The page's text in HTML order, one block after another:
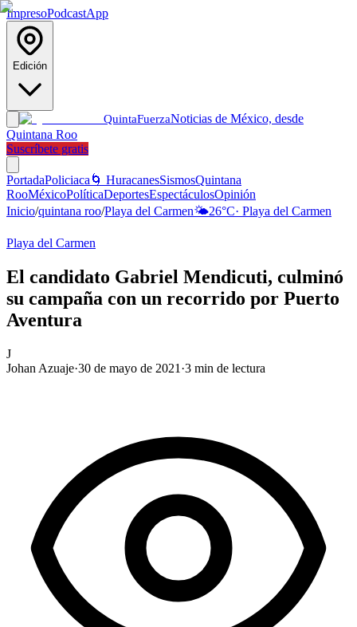
ImpresoPodcastApp
Edición
QuintaFuerzaNoticias de México, desde
Quintana Roo
Suscríbete gratis
PortadaPoliciaca 🌀 HuracanesSismosQuintana
RooMéxicoPolíticaDeportesEspectáculosOpinión
Inicio/quintana roo/Playa del Carmen🌤️26°C· Playa del Carmen
Playa del Carmen
El candidato Gabriel Mendicuti, culminó
su campaña con un recorrido por Puerto
Aventura
J
Johan Azuaje·30 de mayo de 2021 ·3 min de lectura